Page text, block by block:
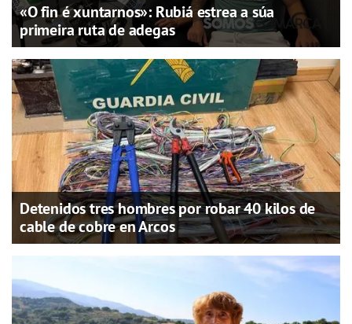
«O fin é xuntarnos»: Rubiá estrea a súa
primeira ruta de adegas
Detenidos tres hombres por robar 40 kilos de
cable de cobre en Arcos